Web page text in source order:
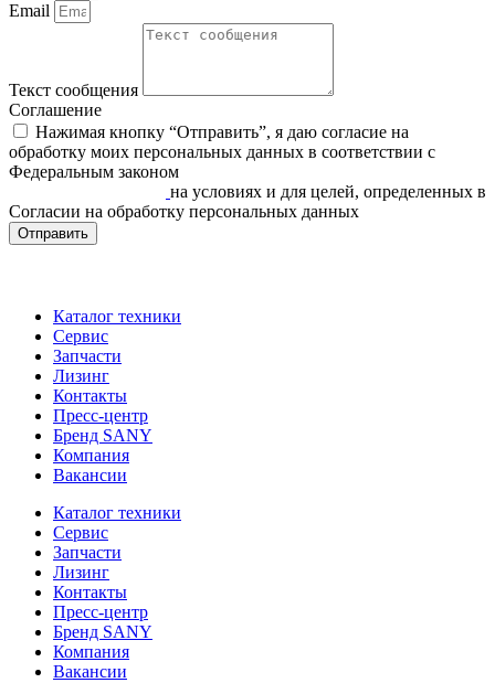
Email
Текст сообщения
Соглашение
Нажимая кнопку “Отправить”, я даю согласие на
обработку моих персональных данных в соответствии c
Федеральным законом
на условиях и для целей, определенных в
Согласии на обработку персональных данных
Отправить
Каталог техники
Сервис
Запчасти
Лизинг
Контакты
Пресс-центр
Бренд SANY
Компания
Вакансии
Каталог техники
Сервис
Запчасти
Лизинг
Контакты
Пресс-центр
Бренд SANY
Компания
Вакансии